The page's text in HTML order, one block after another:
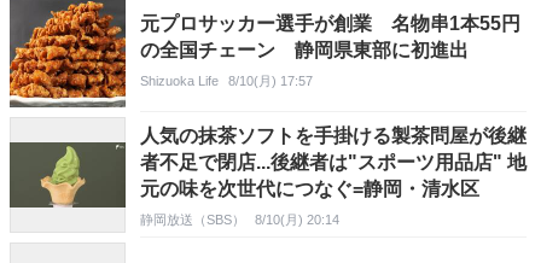
元プロサッカー選手が創業 名物串1本55円
の全国チェーン 静岡県東部に初進出
Shizuoka Life 8/10(月) 17:57
人気の抹茶ソフトを手掛ける製茶問屋が後継
者不足で閉店...後継者は"スポーツ用品店" 地
元の味を次世代につなぐ=静岡・清水区
静岡放送（SBS） 8/10(月) 20:14